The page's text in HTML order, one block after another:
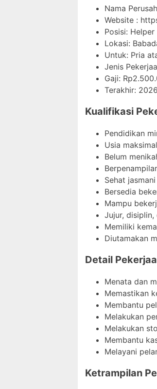
Nama
Website :
Posisi: Helper
Lokasi:
Untuk: Pria
Jenis
Gaji: Rp
Terakhir:
Kualifikasi
Pendidikan
Usia
Belum
Sehat
Bersedia
Mampu
Jujur,
Memiliki
Diutamakan
Detail
Menata dan
Memastikan
Membantu
Melakukan
Melakukan
Membantu
Melayani
Ketrampilan